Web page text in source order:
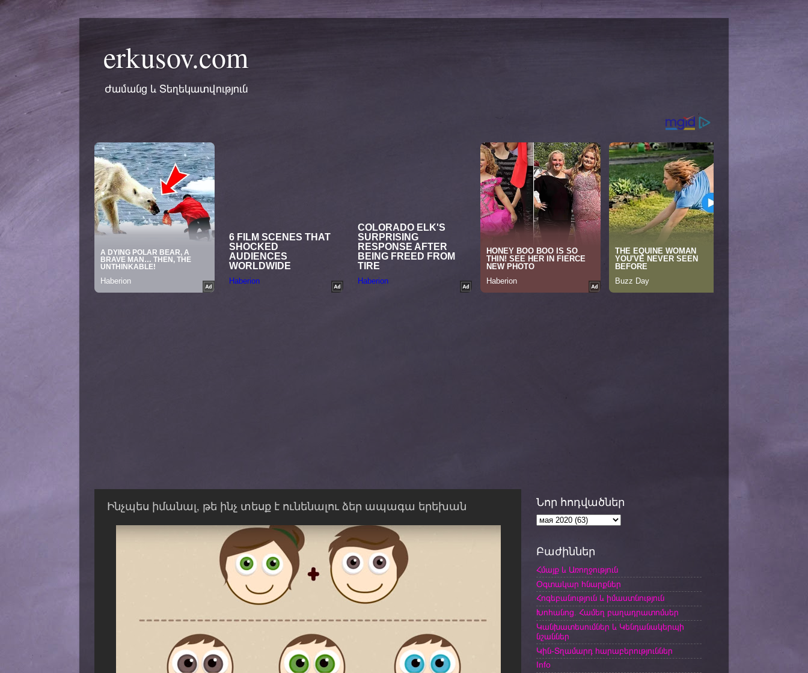
erkusov.com
Ժամանց և Տեղեկատվություն
Ինչպես իմանալ, թե ինչ տեսք է ունենալու ձեր ապագա երեխան Նոր հոդվածներ
Բաժիններ
Հմայք և Առողջություն
Օգտակար հնարքներ
Հոգեբանություն և իմաստնություն
Խոհանոց. Համեղ բաղադրատոմսեր
Կանխատեսումներ և Կենդանակերպի
նշաններ
Կին-Տղամարդ հարաբերություններ
Info